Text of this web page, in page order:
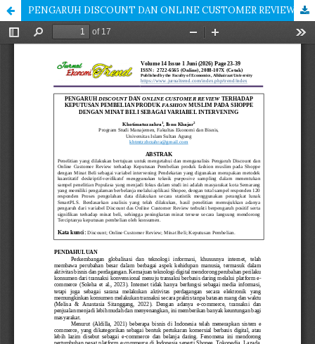
PENGARUH DISCOUNT DAN ONLINE CUSTOMER REVIEW TERHADAP KEPUTUSAN PEMBELIAN PRODUK FASHION MUSLIM PADA SHOPPE DENGAN MINAT BELI SEBAGAI VARIABEL INTERVENING